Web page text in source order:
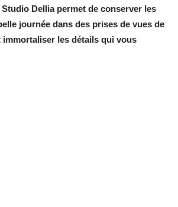
Studio Delliapermet de conserver les
journée dans des prises de vues de
immortaliser les détails qui vous